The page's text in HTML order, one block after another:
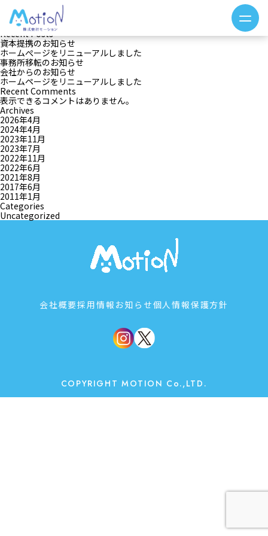
検索
Recent Posts
資本提携のお知らせ
ホームぺージをリニューアルしました
事務所移転のお知らせ
会社からのお知らせ
ホームページをリニューアルしました
Recent Comments
表示できるコメントはありません。
Archives
2026年4月
2024年4月
2023年11月
2023年7月
2022年11月
2022年6月
2021年8月
2017年6月
2011年1月
Categories
Uncategorized
会社概要採用情報 お知らせ個人情報保護方針
COPYRIGHT MOTION Co.,LTD.